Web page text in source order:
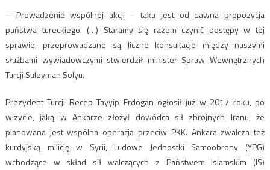
– Prowadzenie wspólnej akcji – taka jest od dawna propozycja
państwa tureckiego. (…) Staramy się razem czynić postępy w tej
sprawie, przeprowadzane są liczne konsultacje między naszymi
służbami wywiadowczymi stwierdził minister Spraw Wewnętrznych
Turcji Suleyman Solyu.
Prezydent Turcji Recep Tayyip Erdogan ogłosił już w 2017 roku, po
wizycie, jaką w Ankarze złożył dowódca sił zbrojnych Iranu, że
planowana jest wspólna operacja przeciw PKK. Ankara zwalcza też
kurdyjską milicję w Syrii, Ludowe Jednostki Samoobrony (YPG)
wchodzące w skład sił walczących z Państwem Islamskim (IS)